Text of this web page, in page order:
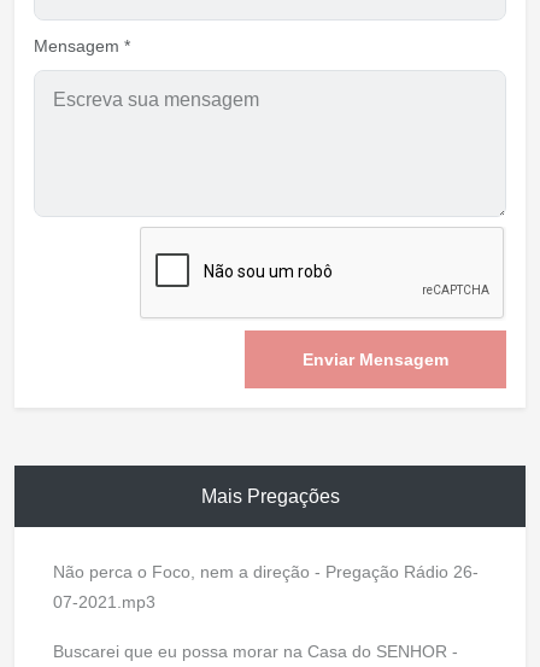
Mensagem *
Enviar Mensagem
Mais Pregações
Não perca o Foco, nem a direção - Pregação Rádio 26-
07-2021.mp3
Buscarei que eu possa morar na Casa do SENHOR -